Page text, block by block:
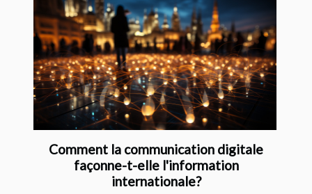
Comment la communication digitale
façonne-t-elle l'information
internationale?